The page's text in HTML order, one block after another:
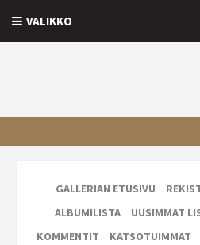
VALIKKO
GALLERIAN ETUSIVU
ALBUMILISTA
UUSIMMAT
KOMMENTIT
KATSOTUIMMAT